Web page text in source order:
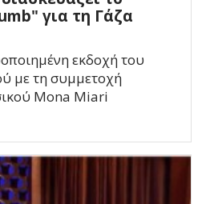
για τη Γάζα
εκδοχή του
με τη συμμετοχή
Mona Miari